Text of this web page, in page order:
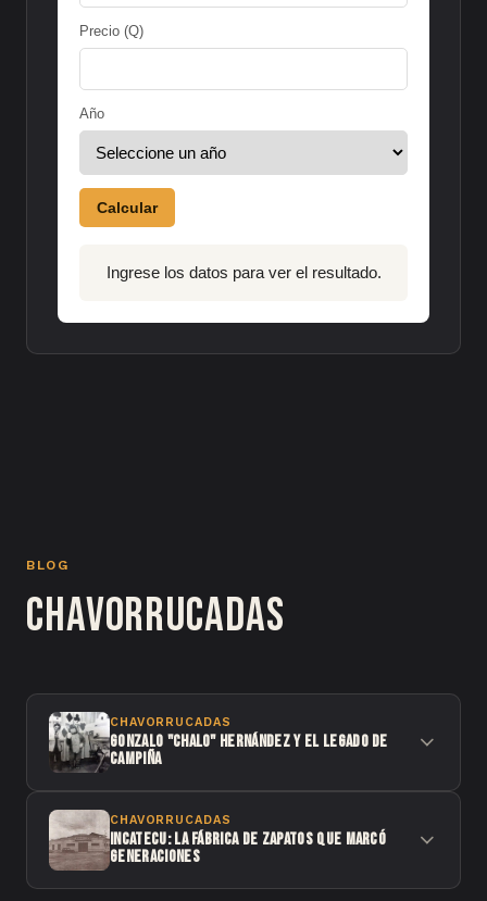
Precio (Q)
Año
Calcular
Ingrese los datos para ver el resultado.
BLOG
Chavorrucadas
CHAVORRUCADAS
Gonzalo "Chalo" Hernández y el legado de
Campiña
CHAVORRUCADAS
Incatecu: la fábrica de zapatos que marcó
generaciones